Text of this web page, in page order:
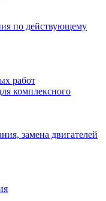
по действующему
работ
комплексного
замена двигателей